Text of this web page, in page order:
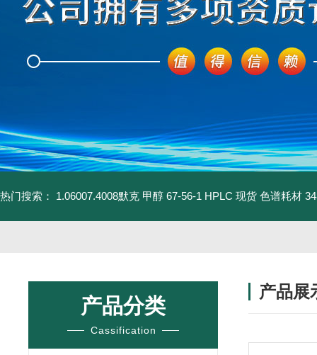
热门搜索： 1.06007.4008默克 甲醇 67-56-1 HPLC 现货 色谱耗材
产品分类
Cassification
产品展